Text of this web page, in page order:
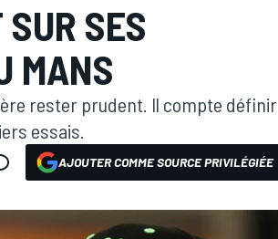
SES
MANS
rester prudent. Il compte définir
essais.
AJOUTER COMME SOURCE PRIVILÉGIÉE